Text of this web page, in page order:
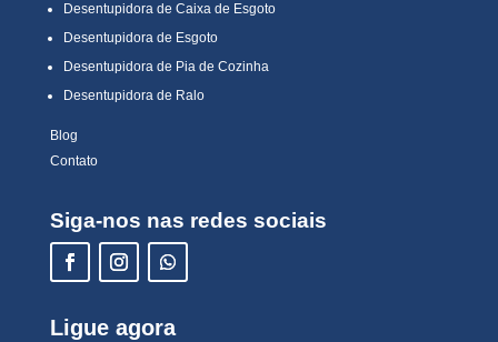
Desentupidora de Caixa de Esgoto
Desentupidora de Esgoto
Desentupidora de Pia de Cozinha
Desentupidora de Ralo
Blog
Contato
Siga-nos nas redes sociais
Ligue agora